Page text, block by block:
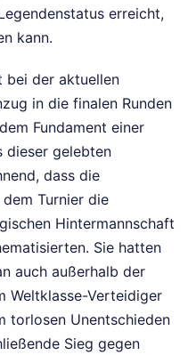
erreicht,
kann.
bei der aktuellen
in die finalen Runden
Fundament einer
dieser gelebten
dass die
Turnier die
Hintermannschaft
Sie hatten
auch außerhalb der
Weltklasse-Verteidiger
torlosen Unentschieden
Sieg gegen